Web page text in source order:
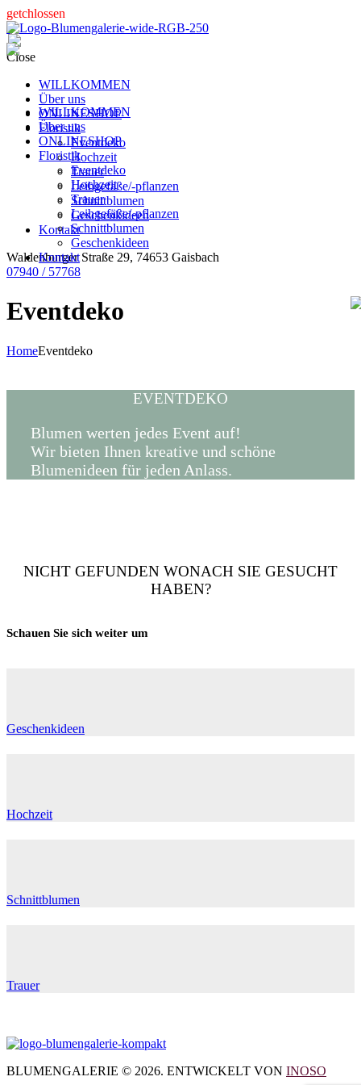
getchlossen
WILLKOMMEN
Über uns
ONLINESHOP
Floristik
Eventdeko
Hochzeit
Trauer
Leihgefäße/-pflanzen
Schnittblumen
Geschenkideen
Kontakt
Close
WILLKOMMEN
Über uns
ONLINESHOP
Floristik
Eventdeko
Hochzeit
Trauer
Leihgefäße/-pflanzen
Schnittblumen
Geschenkideen
Kontakt
Waldenburger Straße 29, 74653 Gaisbach
07940 / 57768
Eventdeko
HomeEventdeko
EVENTDEKO
Blumen werten jedes Event auf!
Wir bieten Ihnen kreative und schöne
Blumenideen für jeden Anlass.
NICHT GEFUNDEN WONACH SIE GESUCHT
HABEN?
Schauen Sie sich weiter um
Geschenkideen
Hochzeit
Schnittblumen
Trauer
BLUMENGALERIE © 2026. ENTWICKELT VON INOSO